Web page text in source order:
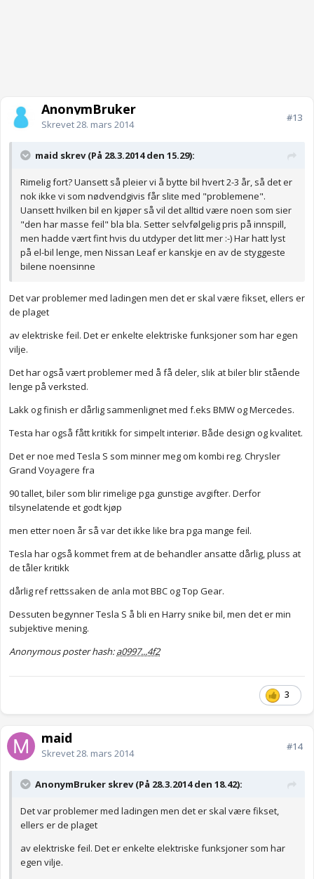
AnonymBruker
Skrevet28. mars 2014
#13
maid skrev (På 28.3.2014 den 15.29):
Rimelig fort? Uansett så pleier vi å bytte bil hvert 2-3 år, så det er
nok ikke vi som nødvendgivis får slite med "problemene".
Uansett hvilken bil en kjøper så vil det alltid være noen som sier
"den har masse feil" bla bla. Setter selvfølgelig pris på innspill,
men hadde vært fint hvis du utdyper det litt mer :-) Har hatt lyst
på el-bil lenge, men Nissan Leaf er kanskje en av de styggeste
bilene noensinne
Det var problemer med ladingen men det er skal være fikset, ellers er
de plaget
av elektriske feil. Det er enkelte elektriske funksjoner som har egen
vilje.
Det har også vært problemer med å få deler, slik at biler blir stående
lenge på verksted.
Lakk og finish er dårlig sammenlignet med f.eks BMW og Mercedes.
Testa har også fått kritikk for simpelt interiør. Både design og kvalitet.
Det er noe med Tesla S som minner meg om kombi reg. Chrysler
Grand Voyagere fra
90 tallet, biler som blir rimelige pga gunstige avgifter. Derfor
tilsynelatende et godt kjøp
men etter noen år så var det ikke like bra pga mange feil.
Tesla har også kommet frem at de behandler ansatte dårlig, pluss at
de tåler kritikk
dårlig ref rettssaken de anla mot BBC og Top Gear.
Dessuten begynner Tesla S å bli en Harry snike bil, men det er min
subjektive mening.
Anonymous poster hash:a0997...4f2
3
maid
Skrevet28. mars 2014
#14
AnonymBruker skrev (På 28.3.2014 den 18.42):
Det var problemer med ladingen men det er skal være fikset,
ellers er de plaget
av elektriske feil. Det er enkelte elektriske funksjoner som har
egen vilje.